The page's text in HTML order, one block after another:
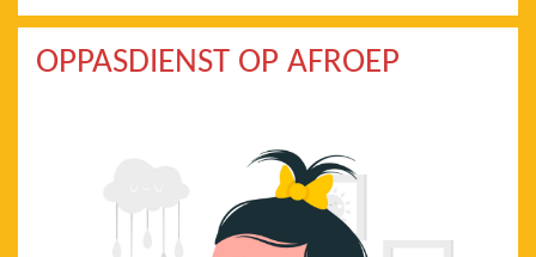
OPPASDIENST OP AFROEP